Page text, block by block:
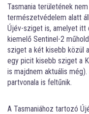
Tasmania területének
természetvédelem alatt
Újév-sziget is, amelyet itt
kiemelő Sentinel-2
sziget a két kisebb közül
egy picit kisebb sziget a
is majdnem aktuális
partvonala is feltűnik.
A Tasmaniához tartozó